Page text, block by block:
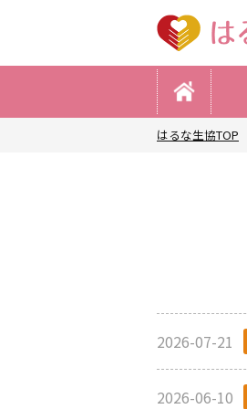
はるな生協TOP
2026-07-21
2026-06-10